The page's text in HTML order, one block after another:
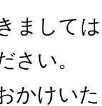
まして
さい。
かけい